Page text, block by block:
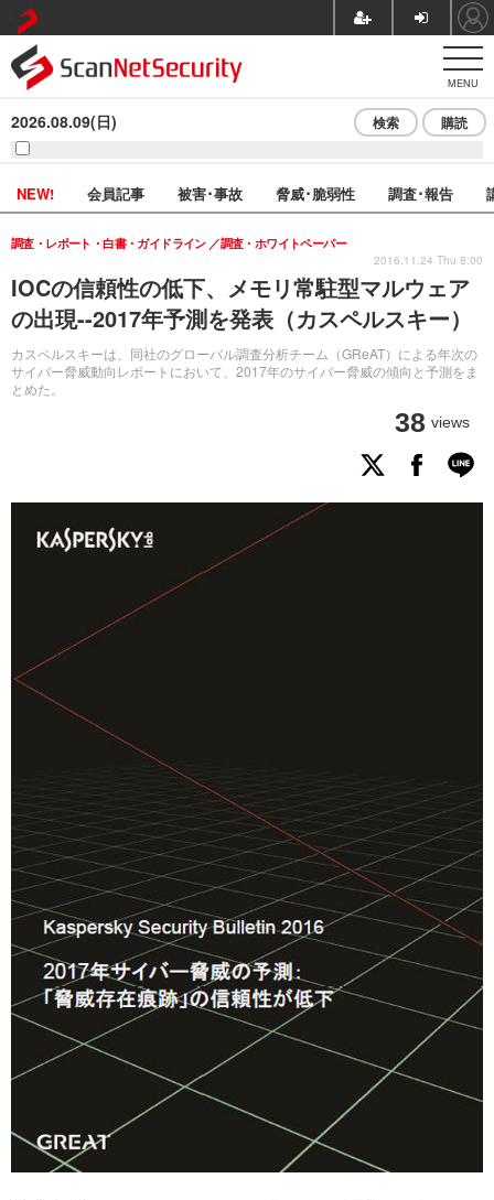
MENU
2026.08.09(日) 検索 購読
NEW! 会員記事 被害･事故 脅威･脆弱性 調査･報告
IOCの信頼性の低下、メモリ常駐型マルウェア
の出現--2017年予測を発表（カスペルスキー）
カスペルスキーは、同社のグローバル調査分析チーム（GReAT）による年次の
サイバー脅威動向レポートにおいて、2017年のサイバー脅威の傾向と予測をま
とめた。
調査・レポート・白書・ガイドライン 調査・ホワイトペーパー
38 views
2016.11.24 Thu 8:00